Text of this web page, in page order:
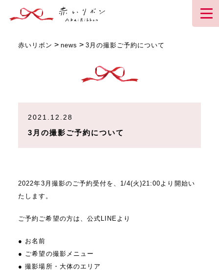
赤いリボン >news >3月の撮影ご予約について
2021.12.28
3月の撮影ご予約について
2022年3月撮影のご予約受付を、1/4(火)21:00より開始い
たします。
ご予約ご希望の方は、公式LINEより
● お名前
● ご希望の撮影メニュー
● 撮影場所・大体のエリア